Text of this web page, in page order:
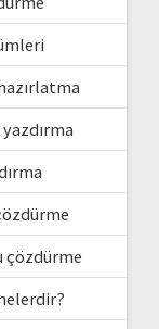
çözdürme